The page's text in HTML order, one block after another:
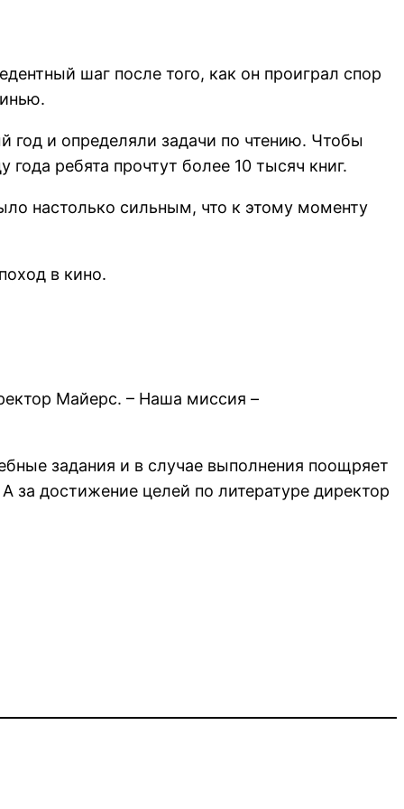
шаг после того, как он проиграл спор
год и определяли задачи по чтению. Чтобы
ребята прочтут более 10 тысяч книг.
настолько сильным, что к этому моменту
в кино.
Майерс. – Наша миссия –
задания и в случае выполнения поощряет
достижение целей по литературе директор